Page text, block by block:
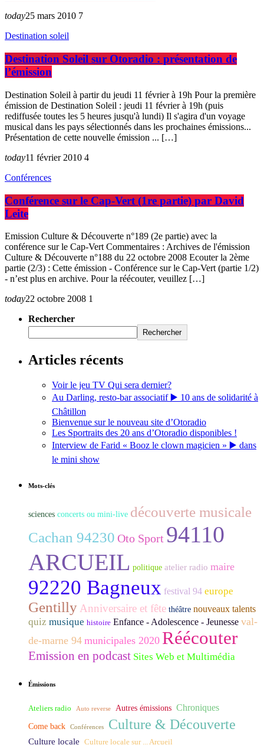
today25 mars 2010 7
Destination soleil
Destination Soleil sur Otoradio : présentation de
l’émission
Destination Soleil à partir du jeudi 11 février à 19h Pour la première
émission de Destination Soleil : jeudi 11 février à 19h (puis
rediffusée toutes les 5 heures jusqu'à lundi) Il s'agira d'un voyage
musical dans les pays sélectionnés dans les prochaines émissions...
Présentation de cette nouvelle émission ... […]
today11 février 2010 4
Conférences
Conférence sur le Cap-Vert (1re partie) par David
Leite
Emission Culture & Découverte n°189 (2e partie) avec la
conférence sur le Cap-Vert Commentaires : Archives de l'émission
Culture & Découverte n°188 du 22 octobre 2008 Ecouter la 2ème
partie (2/3) : Cette émission - Conférence sur le Cap-Vert (partie 1/2)
- n’est plus en archive. Pour la réécouter, veuillez […]
today22 octobre 2008 1
Rechercher
Rechercher
Articles récents
Voir le jeu TV Qui sera dernier?
Au Darling, resto-bar associatif ▶️ 10 ans de solidarité à
Châtillon
Bienvenue sur le nouveau site d’Otoradio
Les Sportraits des 20 ans d’Otoradio disponibles !
Interview de Farid « Booz le clown magicien » ▶️ dans
le mini show
Mots-clés
sciences concerts ou mini-live découverte musicale
Cachan 94230 Oto Sport 94110
ARCUEIL politique atelier radio maire
92220 Bagneux festival 94 europe
Gentilly Anniversaire et fête théâtre nouveaux talents
quiz musique histoire Enfance - Adolescence - Jeunesse val-
de-marne 94 municipales 2020 Réécouter
Emission en podcast Sites Web et Multimédia
Émissions
Ateliers radio Auto reverse Autres émissions Chroniques
Come back Conférences Culture & Découverte
Culture locale Culture locale sur ... Arcueil